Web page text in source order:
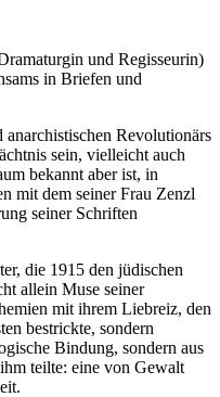
und Regisseurin)
in Briefen und
Revolutionärs
sein, vielleicht auch
bekannt aber ist, in
mit dem seiner Frau Zenzl
seiner Schriften
die 1915 den jüdischen
allein Muse seiner
mit ihrem Liebreiz, den
bestrickte, sondern
Bindung, sondern aus
teilte: eine von Gewalt